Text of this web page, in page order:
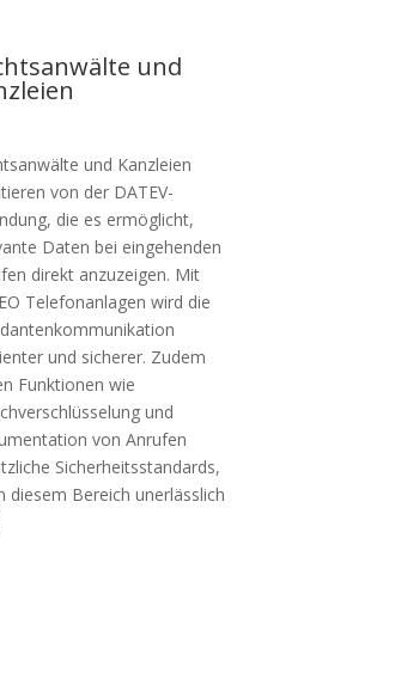
und
und Kanzleien
von der DATEV-
die es ermöglicht,
Daten bei eingehenden
direkt anzuzeigen. Mit
Telefonanlagen wird die
und sicherer. Zudem
Funktionen wie
und
von Anrufen
Sicherheitsstandards,
diesem Bereich unerlässlich